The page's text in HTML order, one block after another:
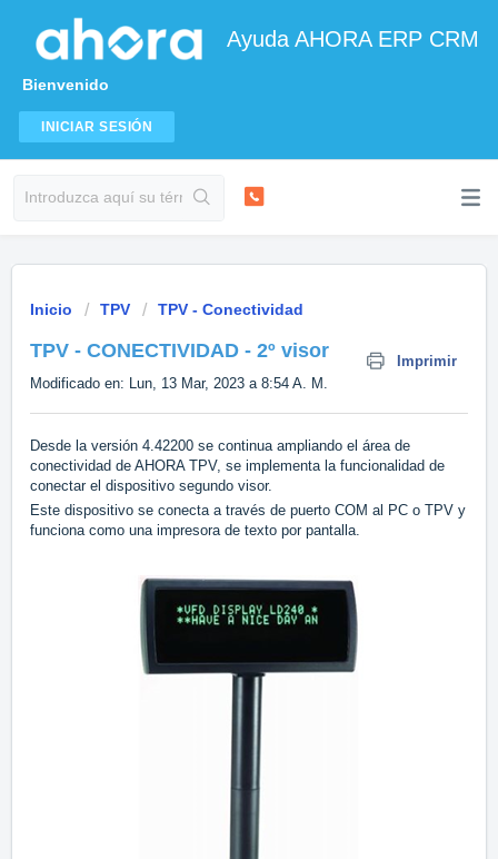
Ayuda AHORA ERP CRM
Bienvenido
INICIAR SESIÓN
Inicio TPV TPV - Conectividad
TPV - CONECTIVIDAD - 2º visor
Imprimir
Modificado en: Lun, 13 Mar, 2023 a 8:54 A. M.
Desde la versión 4.42200 se continua ampliando el área de
conectividad de AHORA TPV, se implementa la funcionalidad de
conectar el dispositivo segundo visor.
Este dispositivo se conecta a través de puerto COM al PC o TPV y
funciona como una impresora de texto por pantalla.